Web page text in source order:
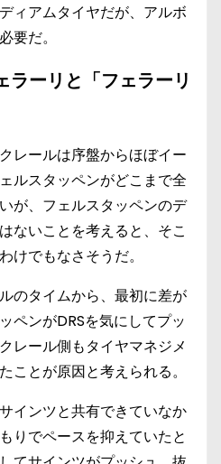
ィアムタイヤだが、アルボ
要だ。
ラーリと「フェラーリ
レールは序盤からほぼイー
ルスタッペンがどこまで全
が、フェルスタッペンのデ
ないことを考えると、そこ
けでもなさそうだ。
のタイムから、最初に差が
ペンがDRSを気にしてプッ
レール側もタイヤマネジメ
ことが原因と考えられる。
インツと共有できていなか
りでペースを抑えていたと